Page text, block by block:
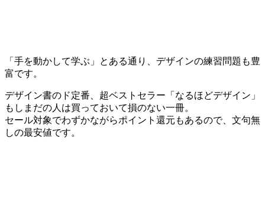
「手を動かして学ぶ」とある通り、デザインの練習問題も豊
富です。
デザイン書のド定番、超ベストセラー「なるほどデザイン」
もしまだの人は買っておいて損のない一冊。
セール対象でわずかながらポイント還元もあるので、文句無
しの最安値です。